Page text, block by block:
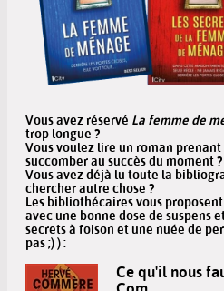
Vous avez réservé La femme de
trop longue ?
Vous voulez lire un roman
succomber au succès du moment ?
Vous avez déjà lu toute la
chercher autre chose ?
Les bibliothécaires vous
avec une bonne dose de suspens
secrets à foison et une nuée de
pas ;) ) :
Ce qu'il nous